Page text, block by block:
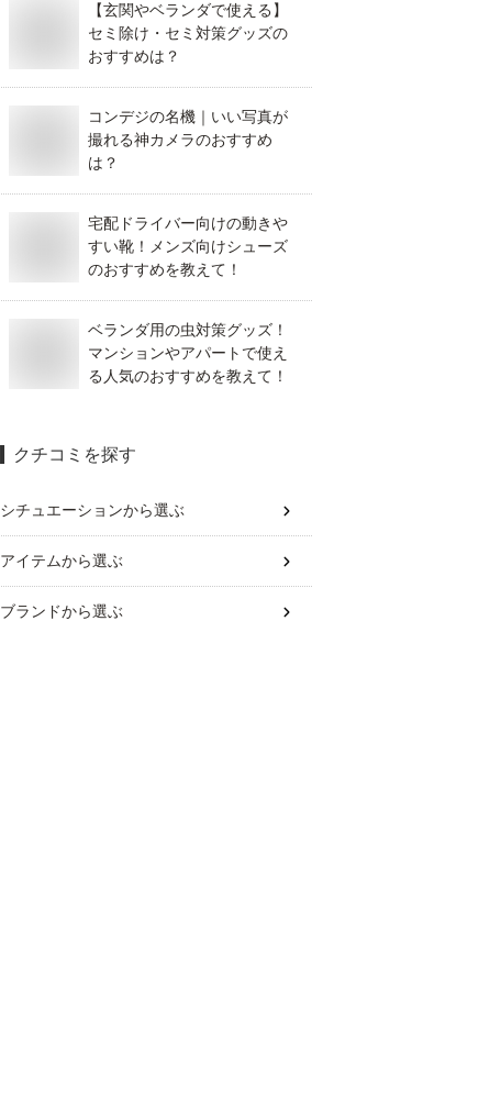
【玄関やベランダで使える】
セミ除け・セミ対策グッズの
おすすめは？
コンデジの名機｜いい写真が
撮れる神カメラのおすすめ
は？
宅配ドライバー向けの動きや
すい靴！メンズ向けシューズ
のおすすめを教えて！
ベランダ用の虫対策グッズ！
マンションやアパートで使え
る人気のおすすめを教えて！
クチコミを探す
シチュエーションから選ぶ
アイテムから選ぶ
ブランドから選ぶ